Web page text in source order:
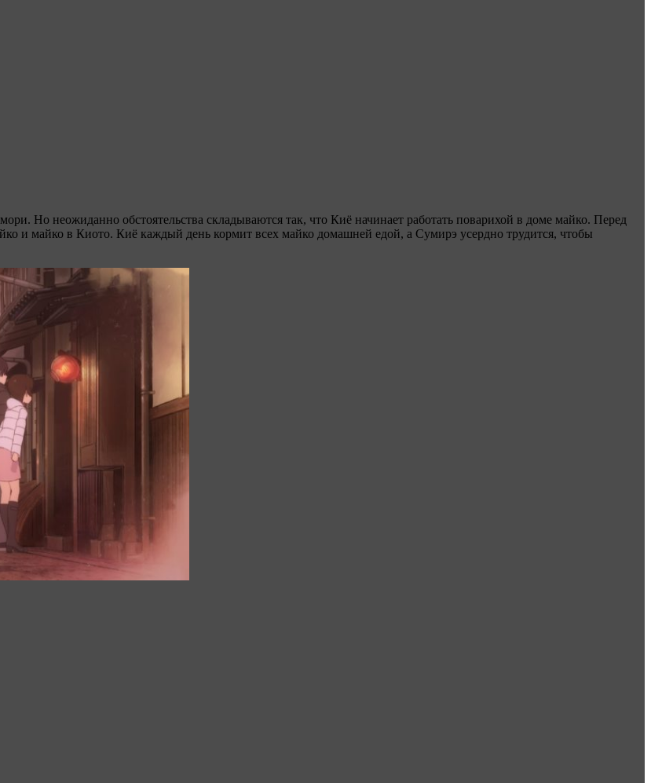
Но неожиданно обстоятельства складываются так, что Киё начинает работать поварихой в доме майко. Перед
и майко в Киото. Киё каждый день кормит всех майко домашней едой, а Сумирэ усердно трудится, чтобы